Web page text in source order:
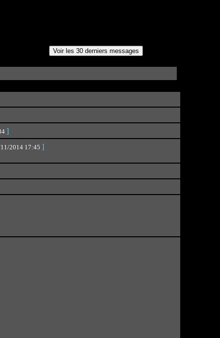
]
2014 17:45 ]